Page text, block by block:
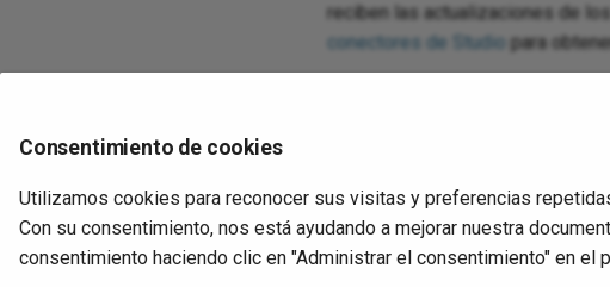
reciben las actualizaciones de
conectores de Studio para
Anterior
Consentimiento de cookies
Utilizamos cookies para reconocer sus visitas y preferencias
Con su consentimiento, nos está ayudando a mejorar nuestra
consentimiento haciendo clic en "Administrar el consentimiento" en el